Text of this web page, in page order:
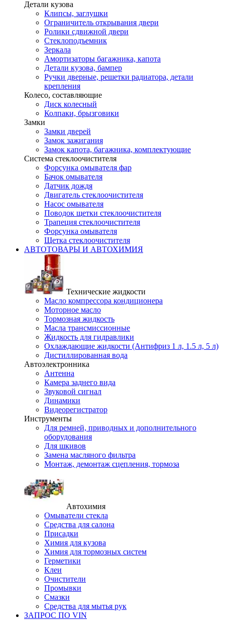
Детали кузова
Клипсы, заглушки
Ограничитель открывания двери
Ролики сдвижной двери
Стеклоподъемник
Зеркала
Амортизаторы багажника, капота
Детали кузова, бампер
Ручки дверные, решетки радиатора, детали
крепления
Колесо, составляющие
Диск колесный
Колпаки, брызговики
Замки
Замки дверей
Замок зажигания
Замок капота, багажника, комплектующие
Система стеклоочистителя
Форсунка омывателя фар
Бачок омывателя
Датчик дождя
Двигатель стеклоочистителя
Насос омывателя
Поводок щетки стеклоочистителя
Трапеция стеклоочистителя
Форсунка омывателя
Щетка стеклоочистителя
АВТОТОВАРЫ И АВТОХИМИЯ
Технические жидкости
Масло компрессора кондиционера
Моторное масло
Тормозная жидкость
Масла трансмиссионные
Жидкость для гидравлики
Охлаждающие жидкости (Антифриз 1 л, 1.5 л, 5 л)
Дистиллированная вода
Автоэлектронника
Антенна
Камера заднего вида
Звуковой сигнал
Динамики
Видеорегистратор
Инструменты
Для ремней, приводных и дополнительного
оборудования
Для шкивов
Замена масляного фильтра
Монтаж, демонтаж сцепления, тормоза
Автохимия
Омыватели стекла
Средства для салона
Присадки
Химия для кузова
Химия для тормозных систем
Герметики
Клеи
Очистители
Промывки
Смазки
Средства для мытья рук
ЗАПРОС ПО VIN